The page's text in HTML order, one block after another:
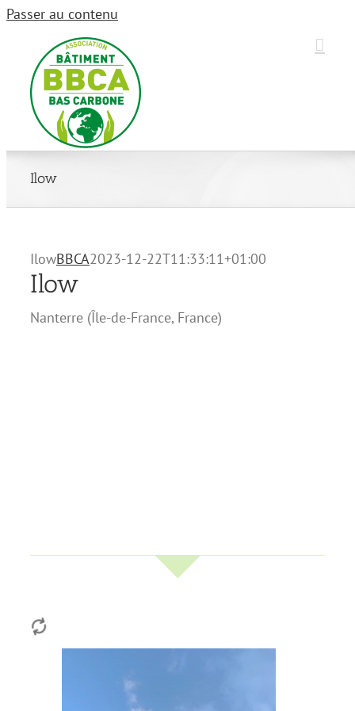
Passer au contenu
Ilow
IlowBBCA2023-12-22T11:33:11+01:00
Ilow
Nanterre(Île-de-France, France)